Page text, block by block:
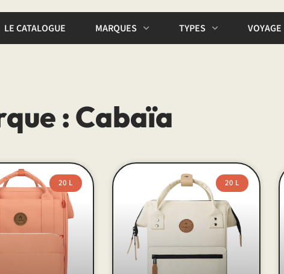
LE CATALOGUE MARQUES TYPES VOYAGE
: Cabaïa
20 L 20 L